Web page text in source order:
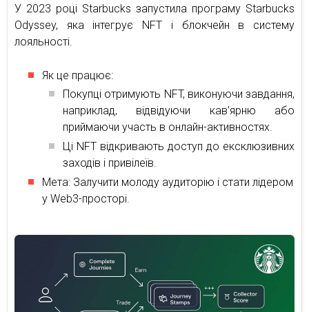
У 2023 році Starbucks запустила програму Starbucks
Odyssey, яка інтегрує NFT і блокчейн в систему
лояльності.
Як це працює:
Покупці отримують NFT, виконуючи завдання,
наприклад, відвідуючи кав’ярню або
приймаючи участь в онлайн-активностях.
Ці NFT відкривають доступ до ексклюзивних
заходів і привілеїв.
Мета: Залучити молоду аудиторію і стати лідером
у Web3-просторі.